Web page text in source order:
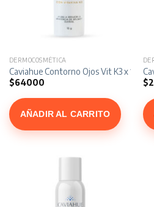
DERMOCOSMÉTICA
Caviahue Contorno Ojos Vit K3 x 15 g
$64000
AÑADIR AL CARRITO
$